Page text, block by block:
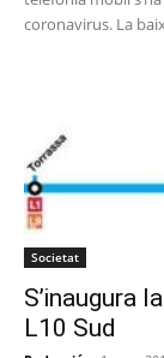
coronavirus. La
Societat
S’inaugura
L10 Sud